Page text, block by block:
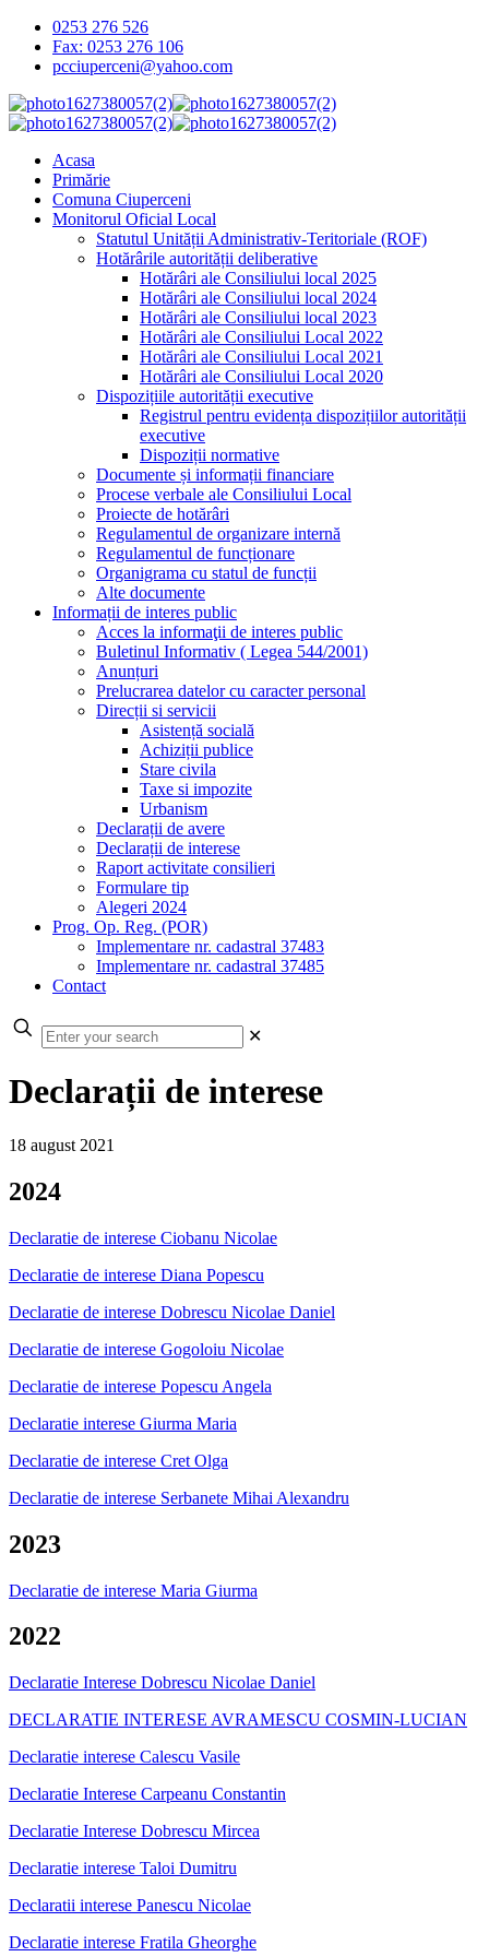
0253 276 526
Fax: 0253 276 106
pcciuperceni@yahoo.com
Acasa
Primărie
Comuna Ciuperceni
Monitorul Oficial Local
Statutul Unității Administrativ-Teritoriale (ROF)
Hotărârile autorității deliberative
Hotărâri ale Consiliului local 2025
Hotărâri ale Consiliului local 2024
Hotărâri ale Consiliului local 2023
Hotărâri ale Consiliului Local 2022
Hotărâri ale Consiliului Local 2021
Hotărâri ale Consiliului Local 2020
Dispozițiile autorității executive
Registrul pentru evidența dispozițiilor autorității
executive
Dispoziții normative
Documente și informații financiare
Procese verbale ale Consiliului Local
Proiecte de hotărâri
Regulamentul de organizare internă
Regulamentul de funcționare
Organigrama cu statul de funcții
Alte documente
Informații de interes public
Acces la informaţii de interes public
Buletinul Informativ ( Legea 544/2001)
Anunțuri
Prelucrarea datelor cu caracter personal
Direcții si servicii
Asistență socială
Achiziții publice
Stare civila
Taxe si impozite
Urbanism
Declarații de avere
Declarații de interese
Raport activitate consilieri
Formulare tip
Alegeri 2024
Prog. Op. Reg. (POR)
Implementare nr. cadastral 37483
Implementare nr. cadastral 37485
Contact
✕
Declarații de interese
18 august 2021
2024
Declaratie de interese Ciobanu Nicolae
Declaratie de interese Diana Popescu
Declaratie de interese Dobrescu Nicolae Daniel
Declaratie de interese Gogoloiu Nicolae
Declaratie de interese Popescu Angela
Declaratie interese Giurma Maria
Declaratie de interese Cret Olga
Declaratie de interese Serbanete Mihai Alexandru
2023
Declaratie de interese Maria Giurma
2022
Declaratie Interese Dobrescu Nicolae Daniel
DECLARATIE INTERESE AVRAMESCU COSMIN-LUCIAN
Declaratie interese Calescu Vasile
Declaratie Interese Carpeanu Constantin
Declaratie Interese Dobrescu Mircea
Declaratie interese Taloi Dumitru
Declaratii interese Panescu Nicolae
Declaratie interese Fratila Gheorghe